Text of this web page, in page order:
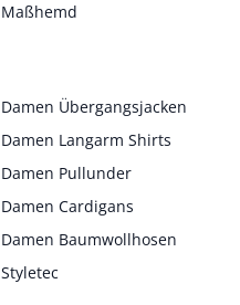
Maßhemd
Damen Übergangsjacken
Damen Langarm Shirts
Damen Pullunder
Damen Cardigans
Damen Baumwollhosen
Styletec